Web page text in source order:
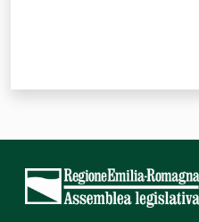
Attività
Argomenti